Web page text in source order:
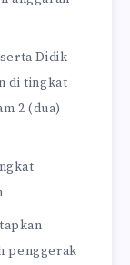
Didik
di tingkat
2 (dua)
penggerak